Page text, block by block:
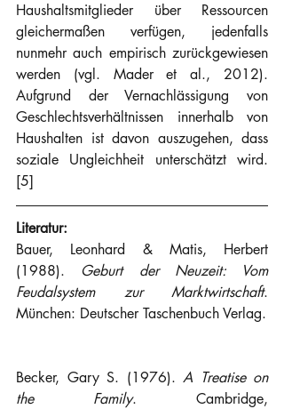
Haushaltsmitglieder über Ressourcen
gleichermaßen verfügen, jedenfalls
nunmehr auch empirisch zurückgewiesen
werden (vgl. Mader et al., 2012).
Aufgrund der Vernachlässigung von
Geschlechtsverhältnissen innerhalb von
Haushalten ist davon auszugehen, dass
soziale Ungleichheit unterschätzt wird.
[5]
Literatur:
Bauer, Leonhard & Matis, Herbert
(1988). Geburt der Neuzeit: Vom
Feudalsystem zur Marktwirtschaft.
München: Deutscher Taschenbuch Verlag.
Becker, Gary S. (1976). A Treatise on
the Family. Cambridge,